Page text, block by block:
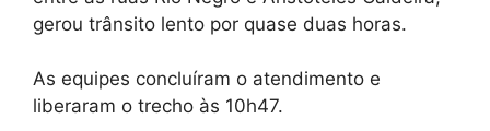
gerou trânsito lento por quase duas horas.
As equipes concluíram o atendimento e
liberaram o trecho às 10h47.